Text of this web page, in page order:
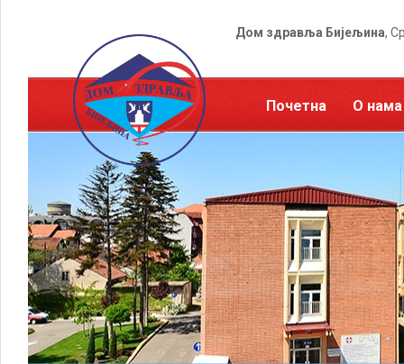
Дом здравља Бијељина,
Почетна О нама